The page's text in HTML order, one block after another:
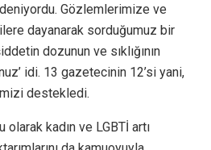
Gözlemlerimize ve
dayanarak sorduğumuz bir
dozunun ve sıklığının
idi. 13 gazetecinin 12’si yani,
destekledi.
olarak kadın ve LGBTİ artı